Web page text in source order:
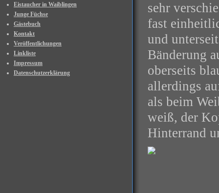
Eistaucher in Waiblingen
Junge Füchse
Gästebuch
Kontakt
Veröffentlichungen
Linkliste
Impressum
Datenschutzerklärung
sehr
fast
und
Bänderung
oberseits
allerdings
als beim
weiß, der
Hinterrand